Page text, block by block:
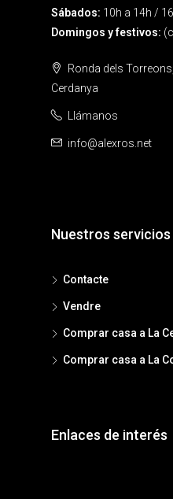
Sábados: 10h a 14h /
Domingos y festivos:
Ronda dels
Cerdanya
Llámanos
info@alexros.net
Nuestros servicios
Contacte
Vendre
Comprar casa a La
Comprar casa a La
Enlaces de interés